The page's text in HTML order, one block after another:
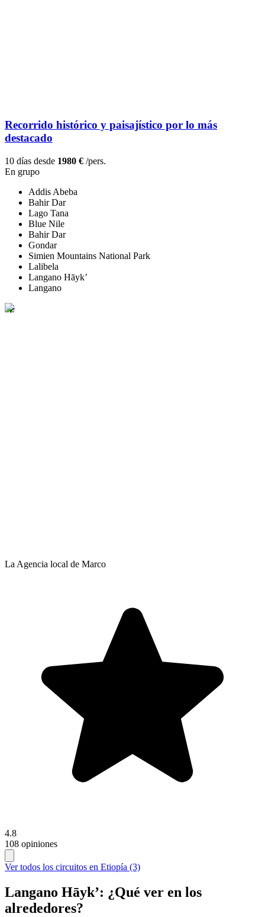
Recorrido histórico y paisajístico por lo más
destacado
10 días desde 1980 € /pers.
En grupo
Addis Abeba
Bahir Dar
Lago Tana
Blue Nile
Bahir Dar
Gondar
Simien Mountains National Park
Lalibela
Langano Hāyk’
Langano
La Agencia local de Marco
4.8
108 opiniones
Ver todos los circuitos en Etiopía (3)
Langano Hāyk’: ¿Qué ver en los
alrededores?